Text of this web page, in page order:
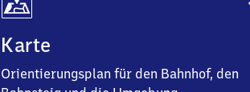
Karte
Orientierungsplan für den Bahnhof, den